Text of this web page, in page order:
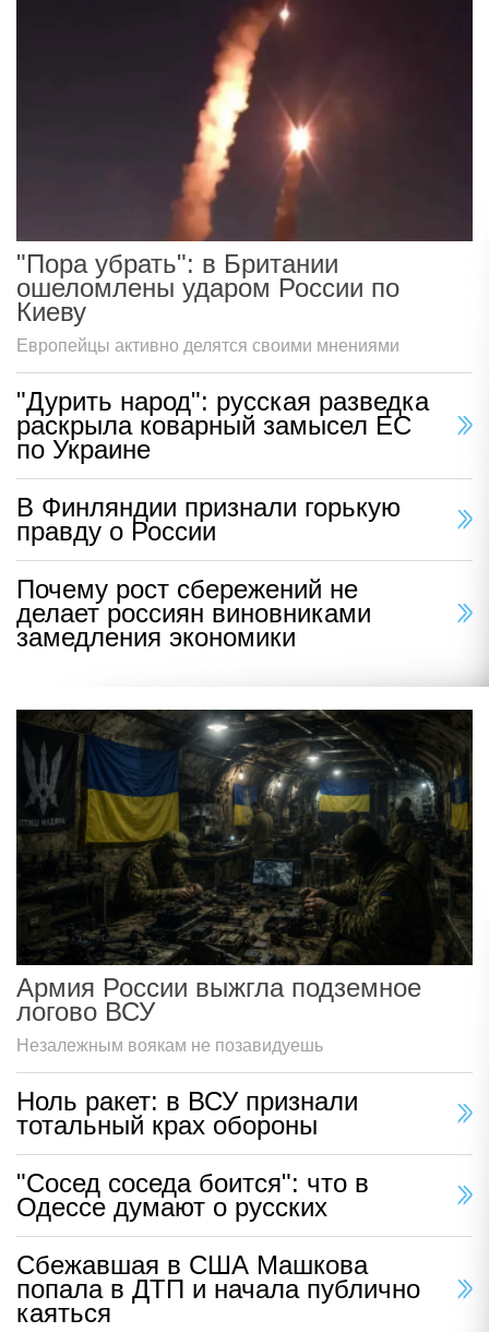
"Пора убрать": в Британии
ошеломлены ударом России по
Киеву
Европейцы активно делятся своими мнениями
"Дурить народ": русская разведка
раскрыла коварный замысел ЕС
по Украине
В Финляндии признали горькую
правду о России
Почему рост сбережений не
делает россиян виновниками
замедления экономики
Армия России выжгла подземное
логово ВСУ
Незалежным воякам не позавидуешь
Ноль ракет: в ВСУ признали
тотальный крах обороны
"Сосед соседа боится": что в
Одессе думают о русских
Сбежавшая в США Машкова
попала в ДТП и начала публично
каяться